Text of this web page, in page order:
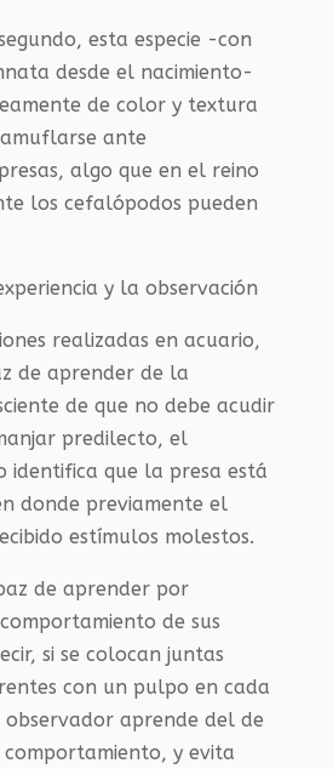
esta especie -con
desde el nacimiento-
de color y textura
ante
algo que en el reino
los cefalópodos pueden
y la observación
realizadas en acuario,
de aprender de la
de que no debe acudir
predilecto, el
identifica que la presa está
donde previamente el
estímulos molestos.
de aprender por
de sus
si se colocan juntas
con un pulpo en cada
aprende del de
y evita